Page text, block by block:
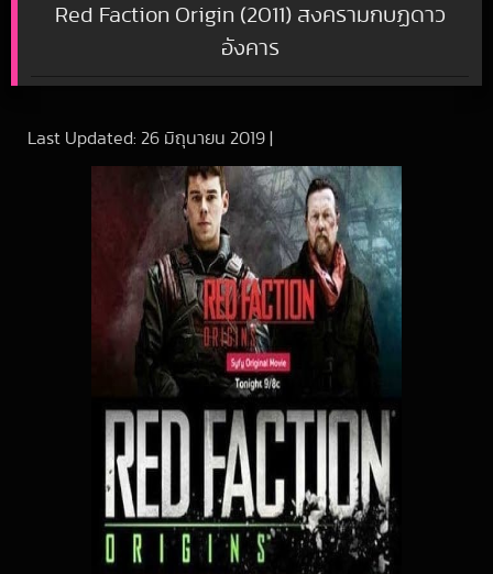
Red Faction Origin (2011) สงครามกบฏดาว
อังคาร
Last Updated: 26 มิถุนายน 2019